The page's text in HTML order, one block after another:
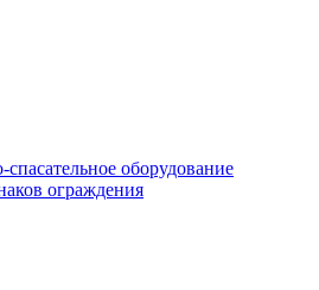
оборудование
ограждения